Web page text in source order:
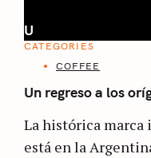
U
CATEGORIES
COFFEE
Un regreso a los
La histórica marca
está en la